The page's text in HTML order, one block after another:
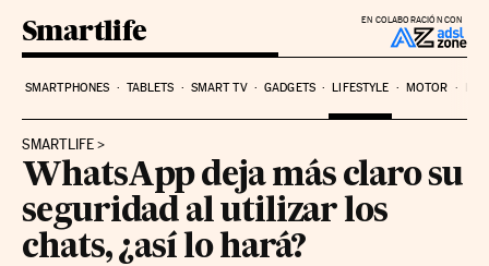
EN COLABORACIÓN CON
Smartlife
SMARTPHONES TABLETS SMART TV GADGETS LIFESTYLE MOTOR
SMARTLIFE
WhatsApp deja más claro su
seguridad al utilizar los
chats, ¿así lo hará?